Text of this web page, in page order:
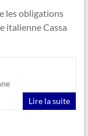
les obligations
italienne Cassa
Lire la suite